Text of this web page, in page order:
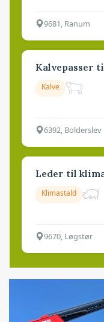
9681, Ranum
Kalvepasser
Kalve
6392, Bolderslev
Leder til
Klimastald
9670, Løgstør